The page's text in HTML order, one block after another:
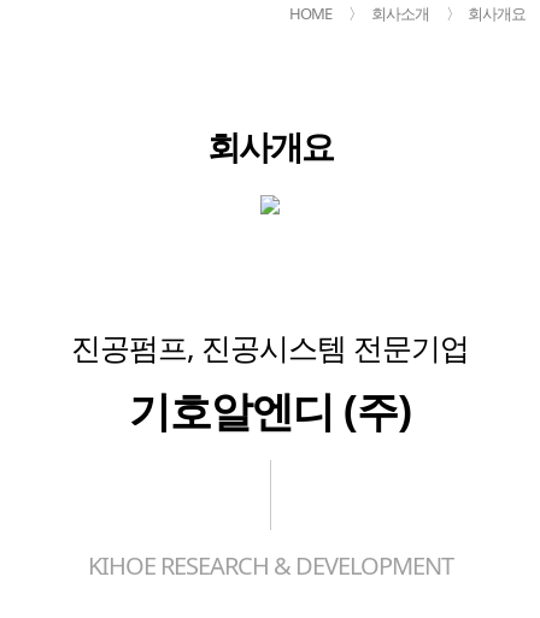
HOME 〉 회사소개 〉 회사개요
회사개요
진공펌프, 진공시스템 전문기업
기호알엔디 (주)
KIHOE RESEARCH & DEVELOPMENT